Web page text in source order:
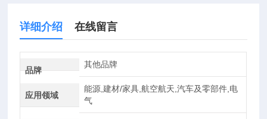
详细介绍 在线留言
品牌
其他品牌
应用领域
能源,建材/家具,航空航天,汽车及零部件,电
气